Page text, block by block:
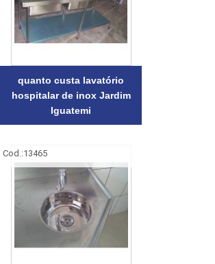
quanto custa lavatório
hospitalar de inox Jardim
Iguatemi
Cod.:13465